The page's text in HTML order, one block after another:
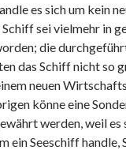
es sich um kein
sei vielmehr in
die
das Schiff nicht so
neuen
könne eine
werden, weil es
ein Seeschiff handle,